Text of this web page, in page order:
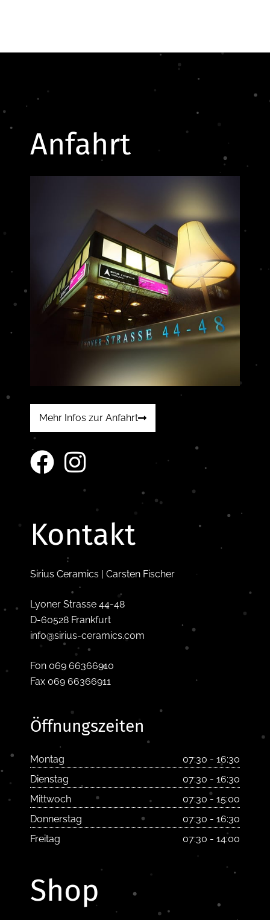
Anfahrt
Mehr Infos zur Anfahrt
Kontakt
Sirius Ceramics | Carsten Fischer
Lyoner Strasse 44-48
D-60528 Frankfurt
info@sirius-ceramics.com
Fon 069 66366910
Fax 069 66366911
Öffnungszeiten
Montag
07:30 - 16:30
Dienstag
07:30 - 16:30
Mittwoch
07:30 - 15:00
Donnerstag
07:30 - 16:30
Freitag
07:30 - 14:00
Shop